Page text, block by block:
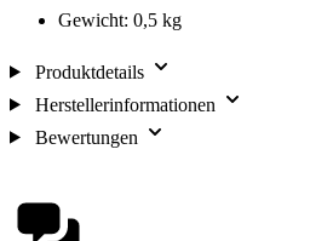
Gewicht: 0,5 kg
Produktdetails
Herstellerinformationen
Bewertungen